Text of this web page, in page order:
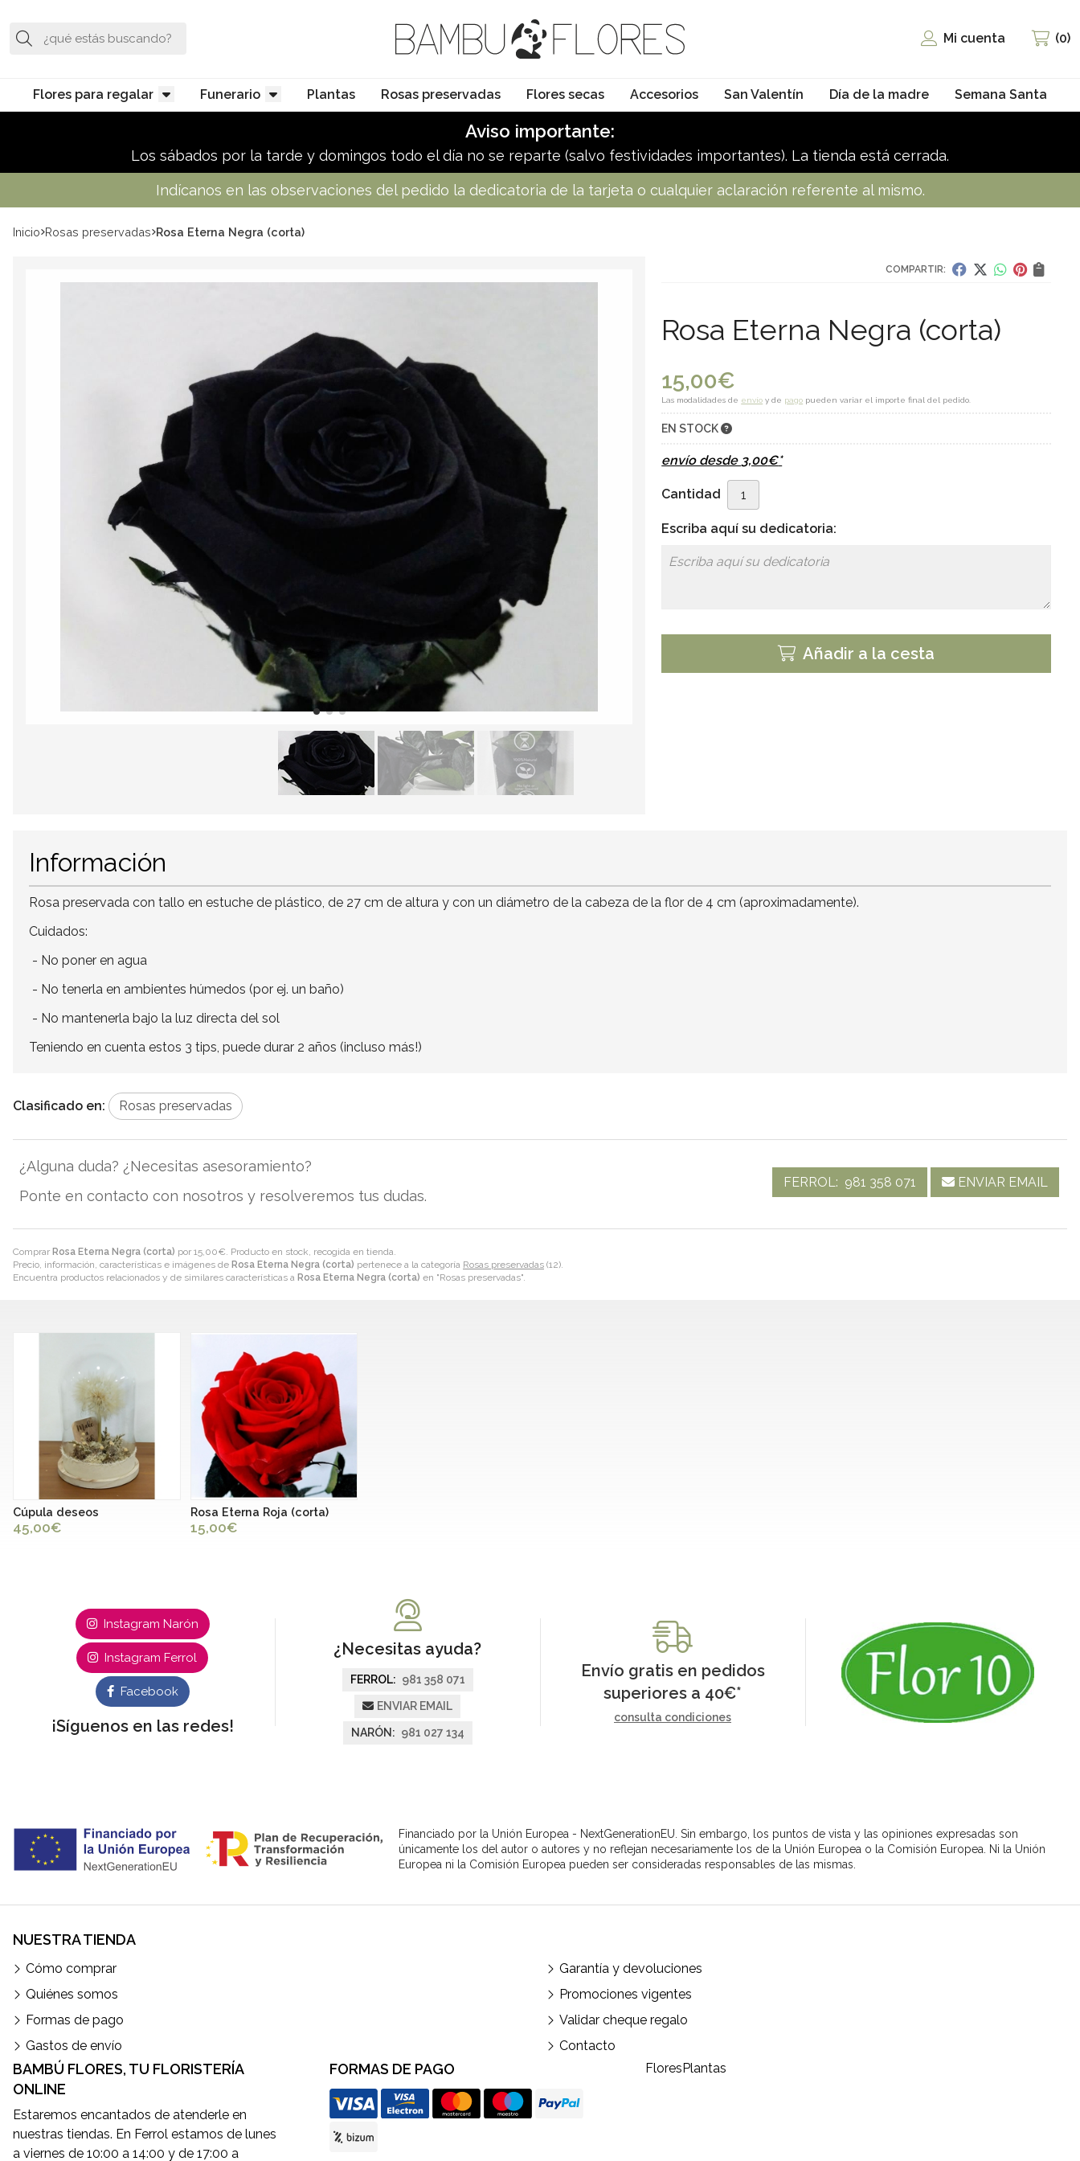
Buscar Mi cuenta 0
Flores para regalar Funerario Plantas Rosas preservadas Flores secas Accesorios San Valentín Día de la madre Semana Santa
Aviso importante:
Los sábados por la tarde y domingos todo el día no se reparte (salvo festividades importantes). La tienda está cerrada.
Indícanos en las observaciones del pedido la dedicatoria de la tarjeta o cualquier aclaración referente al mismo.
Inicio rosas preservadas Rosa Eterna Negra (corta)
COMPARTIR:
Rosa Eterna Negra (corta)
15,00€
Las modalidades de envío y de pago pueden variar el importe final del pedido.
EN STOCK
envío desde 3,00€*
Cantidad
Escriba aquí su dedicatoria:
Añadir a la cesta
Comprar Rosa Eterna Negra (corta) por 15,00€. Producto en stock, recogida en tienda.
Precio, información, características e imágenes de Rosa Eterna Negra (corta) pertenece a la categoría Rosas preservadas (12).
Encuentra productos relacionados y de similares características a Rosa Eterna Negra (corta) en "Rosas preservadas".
Información
Rosa preservada con tallo en estuche de plástico, de 27 cm de altura y con un diámetro de la cabeza de la flor de 4 cm (aproximadamente).
Cuidados:
- No poner en agua
- No tenerla en ambientes húmedos (por ej. un baño)
- No mantenerla bajo la luz directa del sol
Teniendo en cuenta estos 3 tips, puede durar 2 años (incluso más!)
Clasificado en: Rosas preservadas
¿Alguna duda? ¿Necesitas asesoramiento?
Ponte en contacto con nosotros y resolveremos tus dudas.
FERROL: 981 358 071 ENVIAR EMAIL
Cúpula deseos
45,00€
Rosa Eterna Roja (corta)
15,00€
¡Síguenos en las redes!
Instagram Narón
Instagram Ferrol
Facebook
¿Necesitas ayuda?
FERROL: 981 358 071
ENVIAR EMAIL
NARÓN: 981 027 134
Envío gratis en pedidos
superiores a 40€*
consulta condiciones
Financiado por la Unión Europea - NextGenerationEU. Sin embargo, los puntos de vista y las opiniones expresadas son
únicamente los del autor o autores y no reflejan necesariamente los de la Unión Europea o la Comisión Europea. Ni la Unión
Europea ni la Comisión Europea pueden ser consideradas responsables de las mismas.
BAMBÚ FLORES, TU FLORISTERÍA
ONLINE
Estaremos encantados de atenderle en
nuestras tiendas. En Ferrol estamos de lunes
a viernes de 10:00 a 14:00 y de 17:00 a
FORMAS DE PAGO
NUESTRA TIENDA
Cómo comprar
Quiénes somos
Formas de pago
Gastos de envío
Garantía y devoluciones
Promociones vigentes
Validar cheque regalo
Contacto
FloresPlantas